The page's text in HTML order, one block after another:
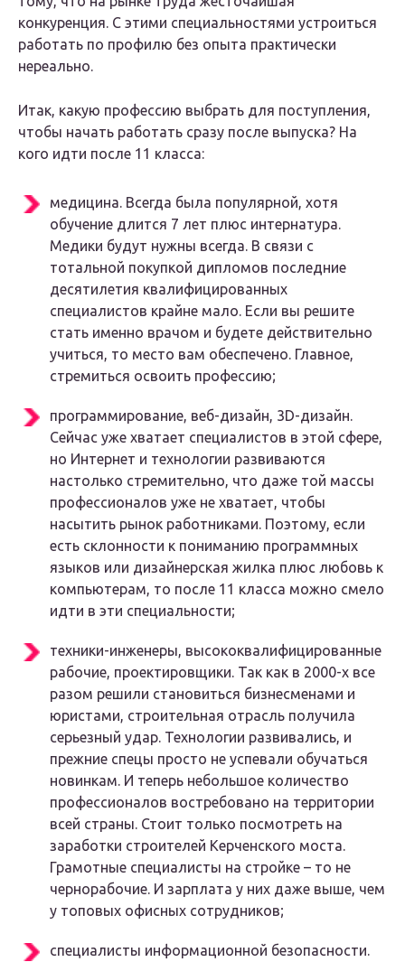
конкуренция. С этими специальностями устроиться
работать по профилю без опыта практически
нереально.
Итак, какую профессию выбрать для поступления,
чтобы начать работать сразу после выпуска? На
кого идти после 11 класса:
медицина. Всегда была популярной, хотя
обучение длится 7 лет плюс интернатура.
Медики будут нужны всегда. В связи с
тотальной покупкой дипломов последние
десятилетия квалифицированных
специалистов крайне мало. Если вы решите
стать именно врачом и будете действительно
учиться, то место вам обеспечено. Главное,
стремиться освоить профессию;
программирование, веб-дизайн, 3D-дизайн.
Сейчас уже хватает специалистов в этой сфере,
но Интернет и технологии развиваются
настолько стремительно, что даже той массы
профессионалов уже не хватает, чтобы
насытить рынок работниками. Поэтому, если
есть склонности к пониманию программных
языков или дизайнерская жилка плюс любовь к
компьютерам, то после 11 класса можно смело
идти в эти специальности;
техники-инженеры, высококвалифицированные
рабочие, проектировщики. Так как в 2000-х все
разом решили становиться бизнесменами и
юристами, строительная отрасль получила
серьезный удар. Технологии развивались, и
прежние спецы просто не успевали обучаться
новинкам. И теперь небольшое количество
профессионалов востребовано на территории
всей страны. Стоит только посмотреть на
заработки строителей Керченского моста.
Грамотные специалисты на стройке – то не
чернорабочие. И зарплата у них даже выше, чем
у топовых офисных сотрудников;
специалисты информационной безопасности.